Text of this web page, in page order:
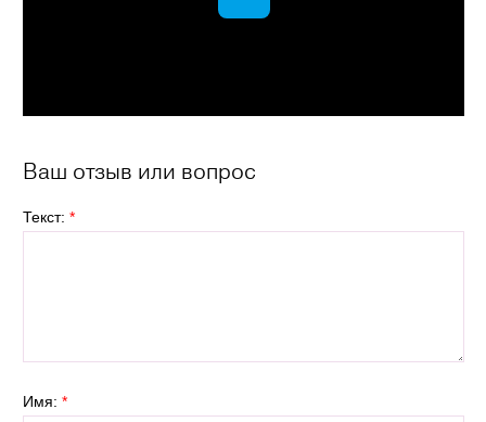
Ваш отзыв или вопрос
Текст: *
Имя: *